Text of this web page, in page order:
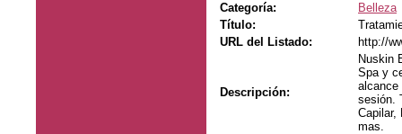
Categoría:
Belleza
Título:
URL del Listado:
http://
Descripción:
Nuskin
Spa y
alcance
sesión.
mas.